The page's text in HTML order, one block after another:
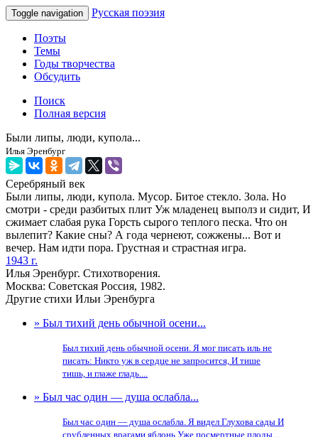
Toggle navigation Русская поэзия
Поэты
Темы
Годы творчества
Обсудить
Поиск
Полная версия
Были липы, люди, купола...
Илья Эренбург
Серебряный век
Были липы, люди, купола. Мусор. Битое стекло. Зола. Но
смотри - среди разбитых плит Уж младенец выполз и сидит, И
сжимает слабая рука Горсть сырого теплого песка. Что он
вылепит? Какие сны? А года чернеют, сожжены... Вот и
вечер. Нам идти пора. Грустная и страстная игра.
1943 г.
Илья Эренбург. Стихотворения.
Москва: Советская Россия, 1982.
Другие стихи Ильи Эренбурга
» Был тихий день обычной осени...
Был тихий день обычной осени. Я мог писать иль не
писать: Никто уж в сердце не запросится, И тише
тишь, и глаже гладь....
» Был час один — душа ослабла...
Был час один — душа ослабла. Я видел Глухова сады И
срубленных врагами яблонь Уже посмертные плоды....